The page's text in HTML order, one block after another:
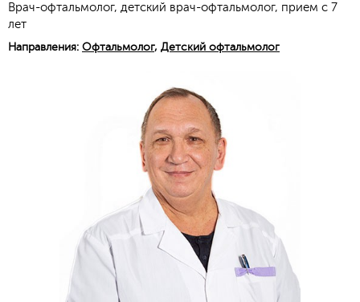
Врач-офтальмолог, детский врач-офтальмолог, прием с 7
лет
Направления: Офтальмолог, Детский офтальмолог